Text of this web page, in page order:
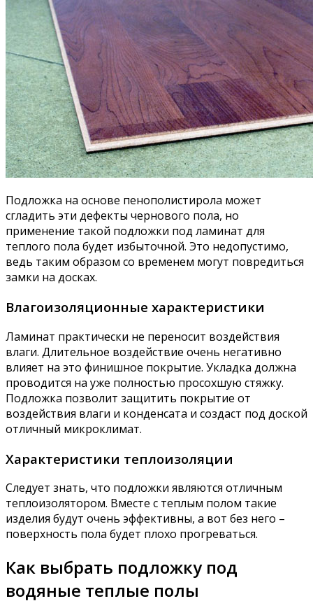
Подложка на основе пенополистирола может
сгладить эти дефекты чернового пола, но
применение такой подложки под ламинат для
теплого пола будет избыточной. Это недопустимо,
ведь таким образом со временем могут повредиться
замки на досках.
Влагоизоляционные характеристики
Ламинат практически не переносит воздействия
влаги. Длительное воздействие очень негативно
влияет на это финишное покрытие. Укладка должна
проводится на уже полностью просохшую стяжку.
Подложка позволит защитить покрытие от
воздействия влаги и конденсата и создаст под доской
отличный микроклимат.
Характеристики теплоизоляции
Следует знать, что подложки являются отличным
теплоизолятором. Вместе с теплым полом такие
изделия будут очень эффективны, а вот без него –
поверхность пола будет плохо прогреваться.
Как выбрать подложку под
водяные теплые полы